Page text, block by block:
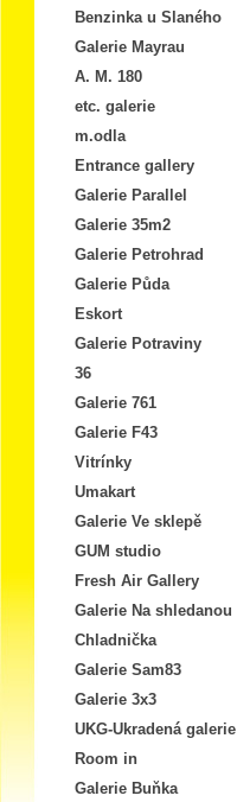
Benzinka u Slaného
Galerie Mayrau
A. M. 180
etc. galerie
m.odla
Entrance gallery
Galerie Parallel
Galerie 35m2
Galerie Petrohrad
Galerie Půda
Eskort
Galerie Potraviny
36
Galerie 761
Galerie F43
Vitrínky
Umakart
Galerie Ve sklepě
GUM studio
Fresh Air Gallery
Galerie Na shledanou
Chladnička
Galerie Sam83
Galerie 3x3
UKG-Ukradená galerie
Room in
Galerie Buňka